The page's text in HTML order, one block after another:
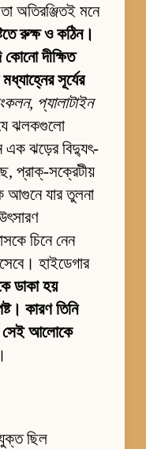
অতিরঞ্জিতই মনে
রুক্ষ ও কঠিন।
দীক্ষিত
সূর্যের
প্যালাটাইন
ঝলকগুলো
এক ঝড়ের বিদ্যুৎ-
প্রাক্-সক্রেটীয়
আগুনে যার তুলনা
চিনে নেন
হাইডেগার
ডাকা হয়
কারণ তিনি
সেই আলোকে
।
ছিল